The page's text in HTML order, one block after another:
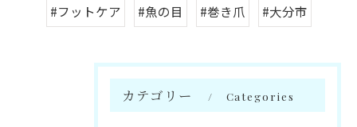
#フットケア #魚の目 #巻き爪 #大分市
カテゴリー Categories